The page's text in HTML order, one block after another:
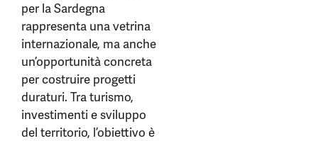
per la Sardegna
rappresenta una vetrina
internazionale, ma anche
un’opportunità concreta
per costruire progetti
duraturi. Tra turismo,
investimenti e sviluppo
del territorio, l’obiettivo è